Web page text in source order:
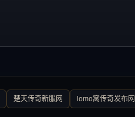
楚天传奇新服网 lomo窝传奇发布网